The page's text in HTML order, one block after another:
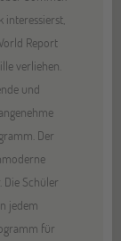
Report
verliehen.
und
Der
Schüler
jedem
für